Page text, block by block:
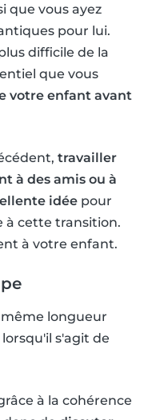
que vous ayez
pour lui.
difficile de la
que vous
votre enfant avant
travailler
à des amis ou à
idée pour
à cette transition.
à votre enfant.
longueur
s'agit de
à la cohérence